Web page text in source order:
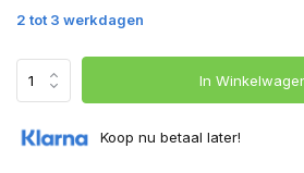
2 tot 3 werkdagen
In
Koop nu betaal later!